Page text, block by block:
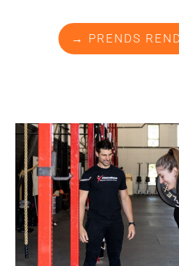
→ PRENDS